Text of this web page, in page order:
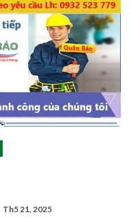
Th5 21, 2025